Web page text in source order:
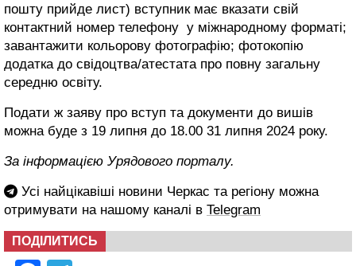
пошту прийде лист) вступник має вказати свій
контактний номер телефону у міжнародному форматі;
завантажити кольорову фотографію; фотокопію
додатка до свідоцтва/атестата про повну загальну
середню освіту.
Подати ж заяву про вступ та документи до вишів
можна буде з 19 липня до 18.00 31 липня 2024 року.
За інформацією Урядового порталу.
Усі найцікавіші новини Черкас та регіону можна
отримувати на нашому каналі в Telegram
ПОДІЛИТИСЬ